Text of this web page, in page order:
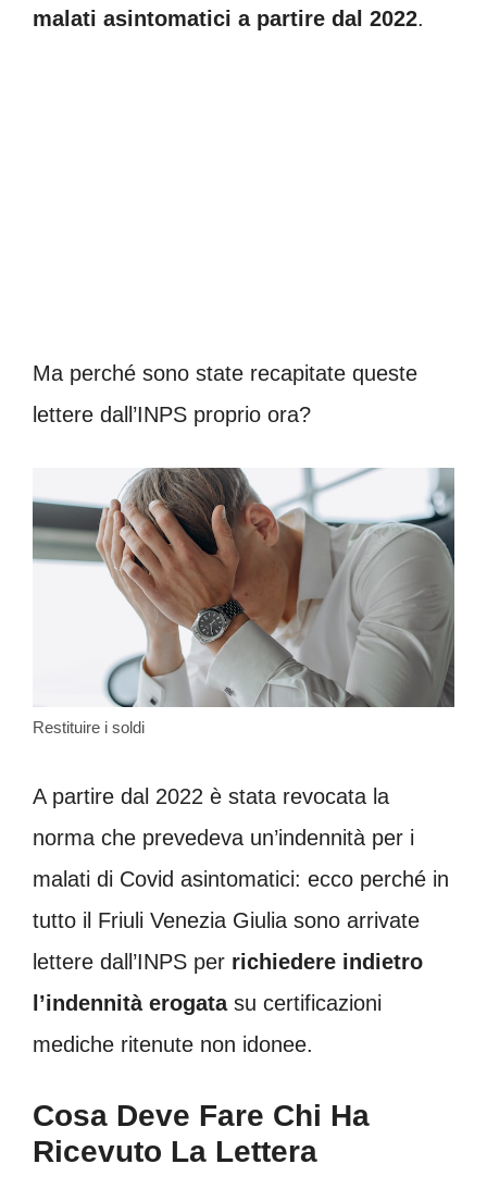
malati asintomatici a partire dal 2022.
Ma perché sono state recapitate queste
lettere dall’INPS proprio ora?
Restituire i soldi
A partire dal 2022 è stata revocata la
norma che prevedeva un’indennità per i
malati di Covid asintomatici: ecco perché in
tutto il Friuli Venezia Giulia sono arrivate
lettere dall’INPS per richiedere indietro
l’indennità erogatasu certificazioni
mediche ritenute non idonee.
Cosa Deve Fare Chi Ha
Ricevuto La Lettera